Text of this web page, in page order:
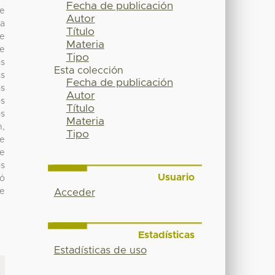
Fecha de publicación
Autor
Título
Materia
Tipo
Esta colección
Fecha de publicación
Autor
Título
Materia
Tipo
Usuario
Acceder
Estadísticas
Estadísticas de uso